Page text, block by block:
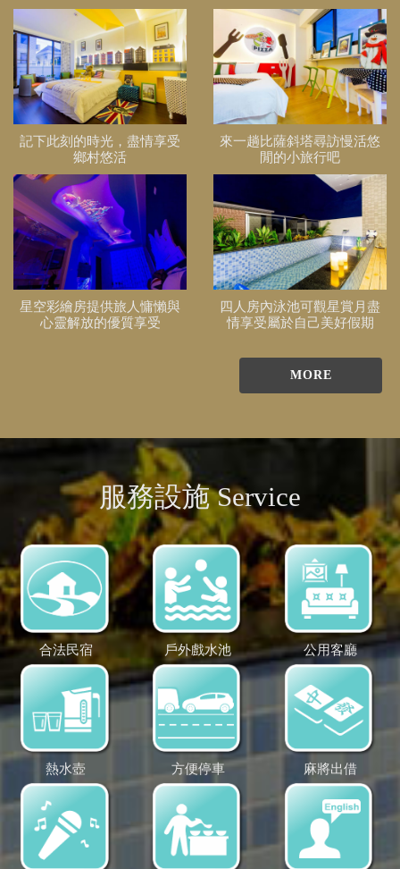
記下此刻的時光，盡情享受
鄉村悠活
來一趟比薩斜塔尋訪慢活悠
閒的小旅行吧
星空彩繪房提供旅人慵懶與
心靈解放的優質享受
四人房內泳池可觀星賞月盡
情享受屬於自己美好假期
MORE
服務設施 Service
合法民宿 戶外戲水池 公用客廳
熱水壺 方便停車 麻將出借